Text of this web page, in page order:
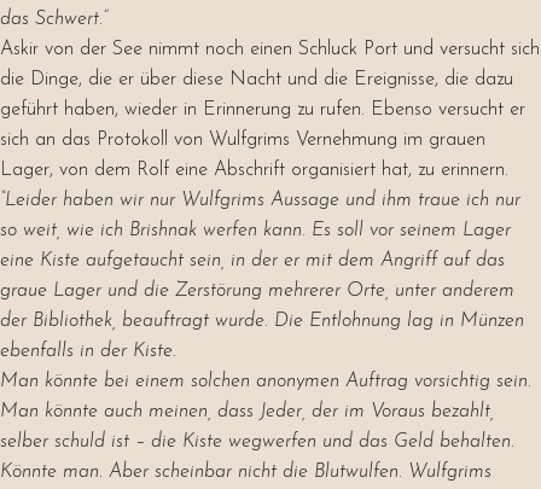
das Schwert.”
Askir von der See nimmt noch einen Schluck Port und versucht sich
die Dinge, die er über diese Nacht und die Ereignisse, die dazu
geführt haben, wieder in Erinnerung zu rufen. Ebenso versucht er
sich an das Protokoll von Wulfgrims Vernehmung im grauen
Lager, von dem Rolf eine Abschrift organisiert hat, zu erinnern.
“Leider haben wir nur Wulfgrims Aussage und ihm traue ich nur
so weit, wie ich Brishnak werfen kann. Es soll vor seinem Lager
eine Kiste aufgetaucht sein, in der er mit dem Angriff auf das
graue Lager und die Zerstörung mehrerer Orte, unter anderem
der Bibliothek, beauftragt wurde. Die Entlohnung lag in Münzen
ebenfalls in der Kiste.
Man könnte bei einem solchen anonymen Auftrag vorsichtig sein.
Man könnte auch meinen, dass Jeder, der im Voraus bezahlt,
selber schuld ist – die Kiste wegwerfen und das Geld behalten.
Könnte man. Aber scheinbar nicht die Blutwulfen. Wulfgrims